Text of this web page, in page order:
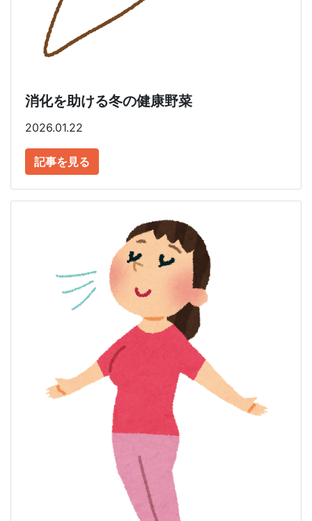
消化を助ける冬の健康野菜
2026.01.22
記事を見る